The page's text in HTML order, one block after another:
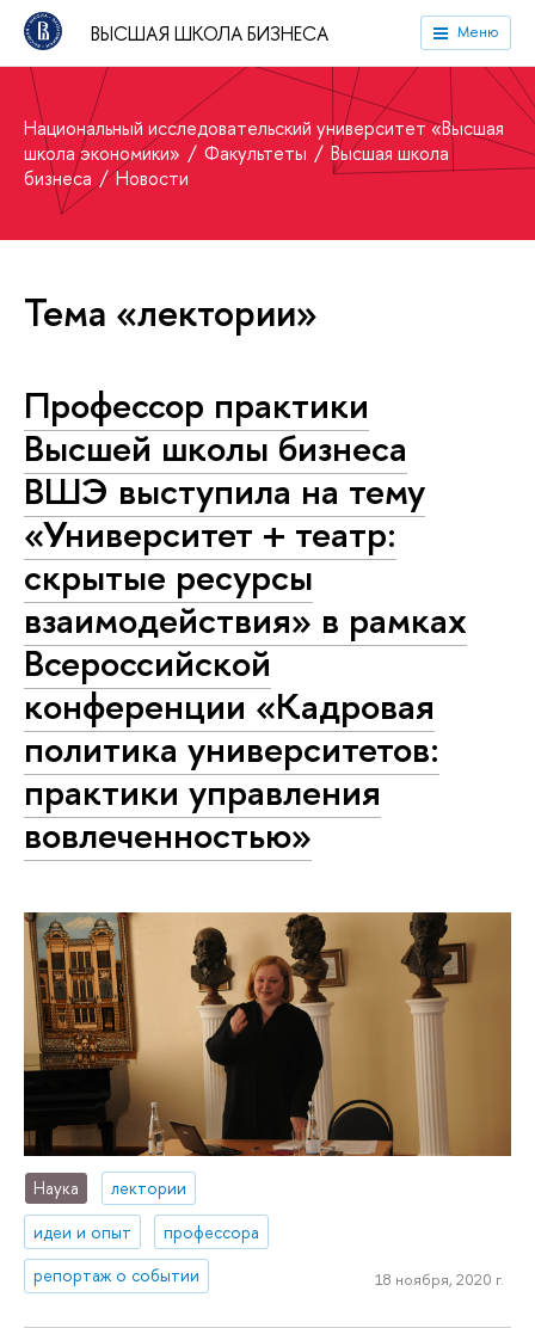
ВЫСШАЯ ШКОЛА БИЗНЕСА Меню
Национальный исследовательский университет «Высшая
школа экономики»
Факультеты
Высшая школа
бизнеса
Новости
Тема «лектории»
Профессор практики
Высшей школы бизнеса
ВШЭ выступила на тему
«Университет + театр:
скрытые ресурсы
взаимодействия» в рамках
Всероссийской
конференции «Кадровая
политика университетов:
практики управления
вовлеченностью»
Наука
лектории
идеи и опыт
профессора
репортаж о событии
18 ноября, 2020 г.